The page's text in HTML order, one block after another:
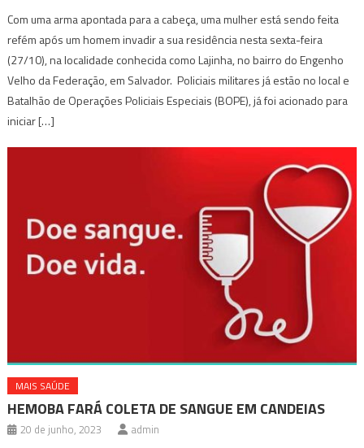
Com uma arma apontada para a cabeça, uma mulher está sendo feita
refém após um homem invadir a sua residência nesta sexta-feira
(27/10), na localidade conhecida como Lajinha, no bairro do Engenho
Velho da Federação, em Salvador. Policiais militares já estão no local e
Batalhão de Operações Policiais Especiais (BOPE), já foi acionado para
iniciar […]
MAIS SAÚDE
HEMOBA FARÁ COLETA DE SANGUE EM CANDEIAS
20 de junho, 2023 admin